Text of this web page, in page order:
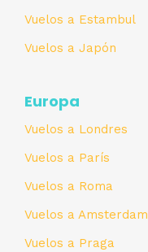
Vuelos a Estambul
Vuelos a Japón
Europa
Vuelos a Londres
Vuelos a París
Vuelos a Roma
Vuelos a Amsterdam
Vuelos a Praga